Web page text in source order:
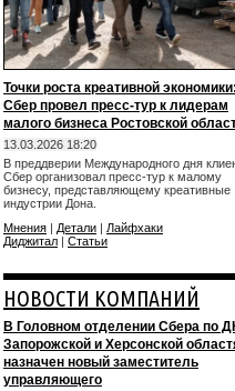
Точки роста креативной экономики:
Сбер провел пресс-тур к лидерам
малого бизнеса Ростовской
13.03.2026 18:20
В преддверии Международного дня
Сбер организовал пресс-тур к малому
бизнесу, представляющему креативные
индустрии Дона.
Мнения | Детали | Лайфхаки
Диджитал | Статьи
НОВОСТИ КОМПАНИЙ
В Головном отделении Сбера по
Запорожской и Херсонской
назначен новый заместитель
управляющего